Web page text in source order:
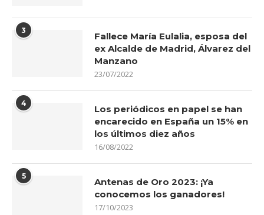
3
Fallece María Eulalia, esposa del
ex Alcalde de Madrid, Álvarez del
Manzano
23/07/2022
4
Los periódicos en papel se han
encarecido en España un 15% en
los últimos diez años
16/08/2022
5
Antenas de Oro 2023: ¡Ya
conocemos los ganadores!
17/10/2023